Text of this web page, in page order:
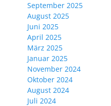
September 2025
August 2025
Juni 2025
April 2025
März 2025
Januar 2025
November 2024
Oktober 2024
August 2024
Juli 2024